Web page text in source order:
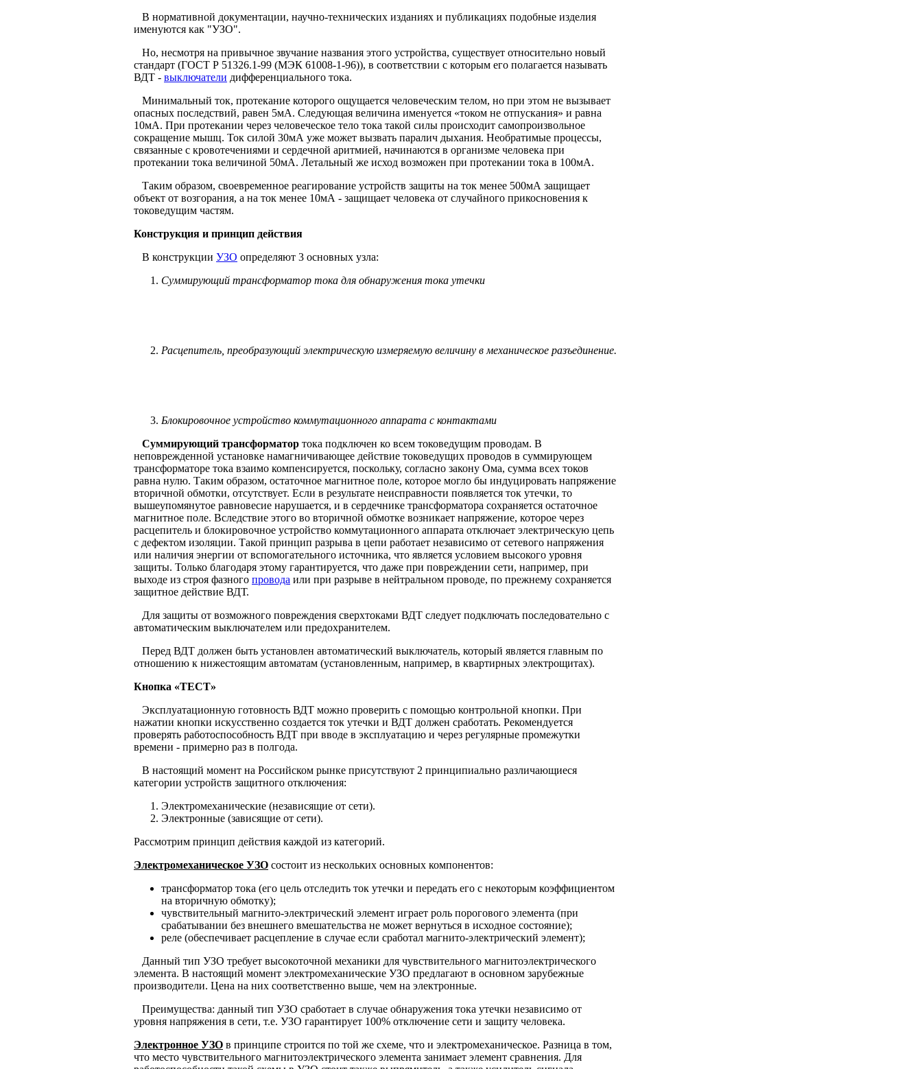
В нормативной документации, научно-технических изданиях и публикациях подобные изделия
именуются как "УЗО".
Но, несмотря на привычное звучание названия этого устройства, существует относительно новый
стандарт (ГОСТ Р 51326.1-99 (МЭК 61008-1-96)), в соответствии с которым его полагается называть
ВДТ - выключатели дифференциального тока.
Минимальный ток, протекание которого ощущается человеческим телом, но при этом не вызывает
опасных последствий, равен 5мА. Следующая величина именуется «током не отпускания» и равна
10мА. При протекании через человеческое тело тока такой силы происходит самопроизвольное
сокращение мышц. Ток силой 30мА уже может вызвать паралич дыхания. Необратимые процессы,
связанные с кровотечениями и сердечной аритмией, начинаются в организме человека при
протекании тока величиной 50мА. Летальный же исход возможен при протекании тока в 100мА.
Таким образом, своевременное реагирование устройств защиты на ток менее 500мА защищает
объект от возгорания, а на ток менее 10мА - защищает человека от случайного прикосновения к
токоведущим частям.
Конструкция и принцип действия
В конструкции УЗО определяют 3 основных узла:
Суммирующий трансформатор тока для обнаружения тока утечки
Расцепитель, преобразующий электрическую измеряемую величину в механическое разъединение.
Блокировочное устройство коммутационного аппарата с контактами
Суммирующий трансформатор тока подключен ко всем токоведущим проводам. В
неповрежденной установке намагничивающее действие токоведущих проводов в суммирующем
трансформаторе тока взаимо компенсируется, поскольку, согласно закону Ома, сумма всех токов
равна нулю. Таким образом, остаточное магнитное поле, которое могло бы индуцировать напряжение
вторичной обмотки, отсутствует. Если в результате неисправности появляется ток утечки, то
вышеупомянутое равновесие нарушается, и в сердечнике трансформатора сохраняется остаточное
магнитное поле. Вследствие этого во вторичной обмотке возникает напряжение, которое через
расцепитель и блокировочное устройство коммутационного аппарата отключает электрическую цепь
с дефектом изоляции. Такой принцип разрыва в цепи работает независимо от сетевого напряжения
или наличия энергии от вспомогательного источника, что является условием высокого уровня
защиты. Только благодаря этому гарантируется, что даже при повреждении сети, например, при
выходе из строя фазного провода или при разрыве в нейтральном проводе, по прежнему сохраняется
защитное действие ВДТ.
Для защиты от возможного повреждения сверхтоками ВДТ следует подключать последовательно с
автоматическим выключателем или предохранителем.
Перед ВДТ должен быть установлен автоматический выключатель, который является главным по
отношению к нижестоящим автоматам (установленным, например, в квартирных электрощитах).
Кнопка «ТЕСТ»
Эксплуатационную готовность ВДТ можно проверить с помощью контрольной кнопки. При
нажатии кнопки искусственно создается ток утечки и ВДТ должен сработать. Рекомендуется
проверять работоспособность ВДТ при вводе в эксплуатацию и через регулярные промежутки
времени - примерно раз в полгода.
В настоящий момент на Российском рынке присутствуют 2 принципиально различающиеся
категории устройств защитного отключения:
Электромеханические (независящие от сети).
Электронные (зависящие от сети).
Рассмотрим принцип действия каждой из категорий.
Электромеханическое УЗО состоит из нескольких основных компонентов:
трансформатор тока (его цель отследить ток утечки и передать его с некоторым коэффициентом
на вторичную обмотку);
чувствительный магнито-электрический элемент играет роль порогового элемента (при
срабатывании без внешнего вмешательства не может вернуться в исходное состояние);
реле (обеспечивает расцепление в случае если сработал магнито-электрический элемент);
Данный тип УЗО требует высокоточной механики для чувствительного магнитоэлектрического
элемента. В настоящий момент электромеханические УЗО предлагают в основном зарубежные
производители. Цена на них соответственно выше, чем на электронные.
Преимущества: данный тип УЗО сработает в случае обнаружения тока утечки независимо от
уровня напряжения в сети, т.е. УЗО гарантирует 100% отключение сети и защиту человека.
Электронное УЗО в принципе строится по той же схеме, что и электромеханическое. Разница в том,
что место чувствительного магнитоэлектрического элемента занимает элемент сравнения. Для